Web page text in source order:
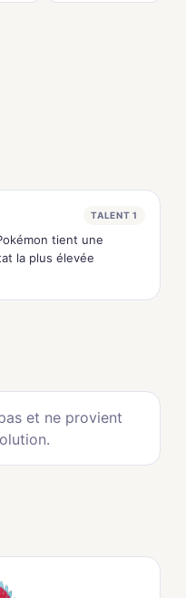
TALENT 1
tient une
la plus élevée
et ne provient